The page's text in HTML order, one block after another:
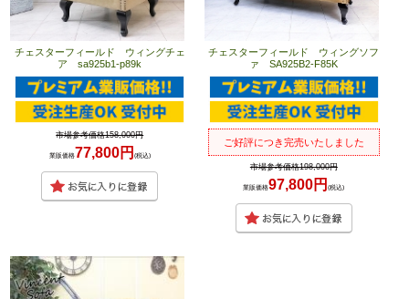
チェスターフィールド ウィングチェ
ア sa925b1-p89k
市場参考価格158,000円
業販価格77,800円 (税込)
チェスターフィールド ウィングソフ
ァ SA925B2-F85K
ご好評につき完売いたしました
市場参考価格198,000円
業販価格97,800円(税込)